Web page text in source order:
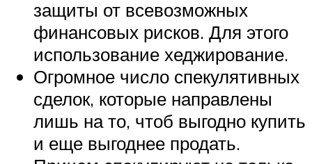
защиты от всевозможных
финансовых рисков. Для этого
использование хеджирование.
Огромное число спекулятивных
сделок, которые направлены
лишь на то, чтоб выгодно купить
и еще выгоднее продать.